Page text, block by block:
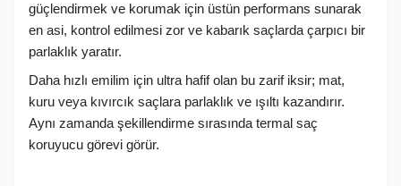
güçlendirmek ve korumak için üstün performans sunarak
en asi, kontrol edilmesi zor ve kabarık saçlarda çarpıcı bir
parlaklık yaratır.
Daha hızlı emilim için ultra hafif olan bu zarif iksir; mat,
kuru veya kıvırcık saçlara parlaklık ve ışıltı kazandırır.
Aynı zamanda şekillendirme sırasında termal saç
koruyucu görevi görür.